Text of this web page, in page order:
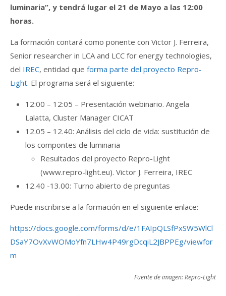
luminaria”, y tendrá lugar el 21 de Mayo a las 12:00
horas.
La formación contará como ponente con Victor J. Ferreira,
Senior researcher in LCA and LCC for energy technologies,
del IREC, entidad que forma parte del proyecto Repro-
Light. El programa será el siguiente:
12:00 – 12:05 – Presentación webinario. Angela
Lalatta, Cluster Manager CICAT
12.05 – 12.40: Análisis del ciclo de vida: sustitución de
los compontes de luminaria
Resultados del proyecto Repro-Light
(www.repro-light.eu). Victor J. Ferreira, IREC
12.40 -13.00: Turno abierto de preguntas
Puede inscribirse a la formación en el siguiente enlace:
https://docs.google.com/forms/d/e/1FAIpQLSfPxSW5WlCl
DSaY7OvXvWOMoYfn7LHw4P49rgDcqiL2JBPPEg/viewfor
m
Fuente de imagen: Repro-Light